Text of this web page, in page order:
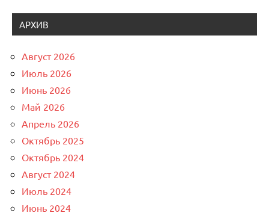
АРХИВ
Август 2026
Июль 2026
Июнь 2026
Май 2026
Апрель 2026
Октябрь 2025
Октябрь 2024
Август 2024
Июль 2024
Июнь 2024